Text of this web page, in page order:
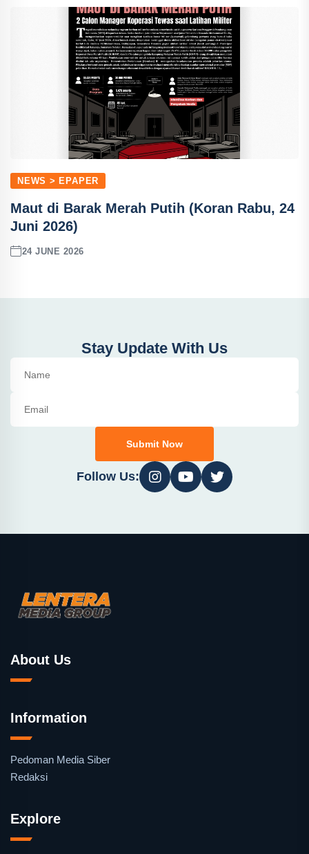
NEWS > EPAPER
Maut di Barak Merah Putih (Koran Rabu, 24
Juni 2026)
24 JUNE 2026
Stay Update With Us
Submit Now
Follow Us:
About Us
Information
Pedoman Media Siber
Redaksi
Explore